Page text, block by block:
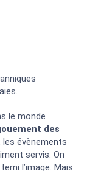
le monde
des
évènements
servis. On
l’image. Mais